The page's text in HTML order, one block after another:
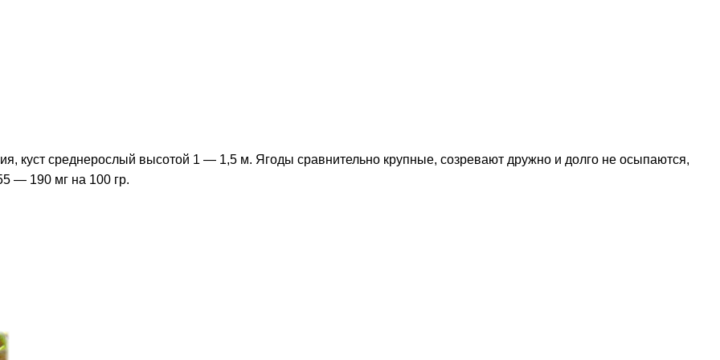
куст среднерослый высотой 1 — 1,5 м. Ягоды сравнительно крупные, созревают дружно и долго не осыпаются,
— 190 мг на 100 гр.